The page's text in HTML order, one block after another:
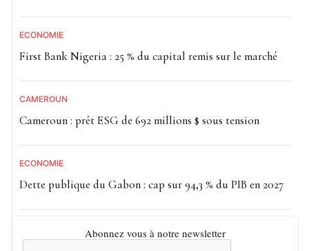
ECONOMIE
First Bank Nigeria : 25 % du capital remis sur le marché
CAMEROUN
Cameroun : prêt ESG de 692 millions $ sous tension
ECONOMIE
Dette publique du Gabon : cap sur 94,3 % du PIB en 2027
Abonnez vous à notre newsletter